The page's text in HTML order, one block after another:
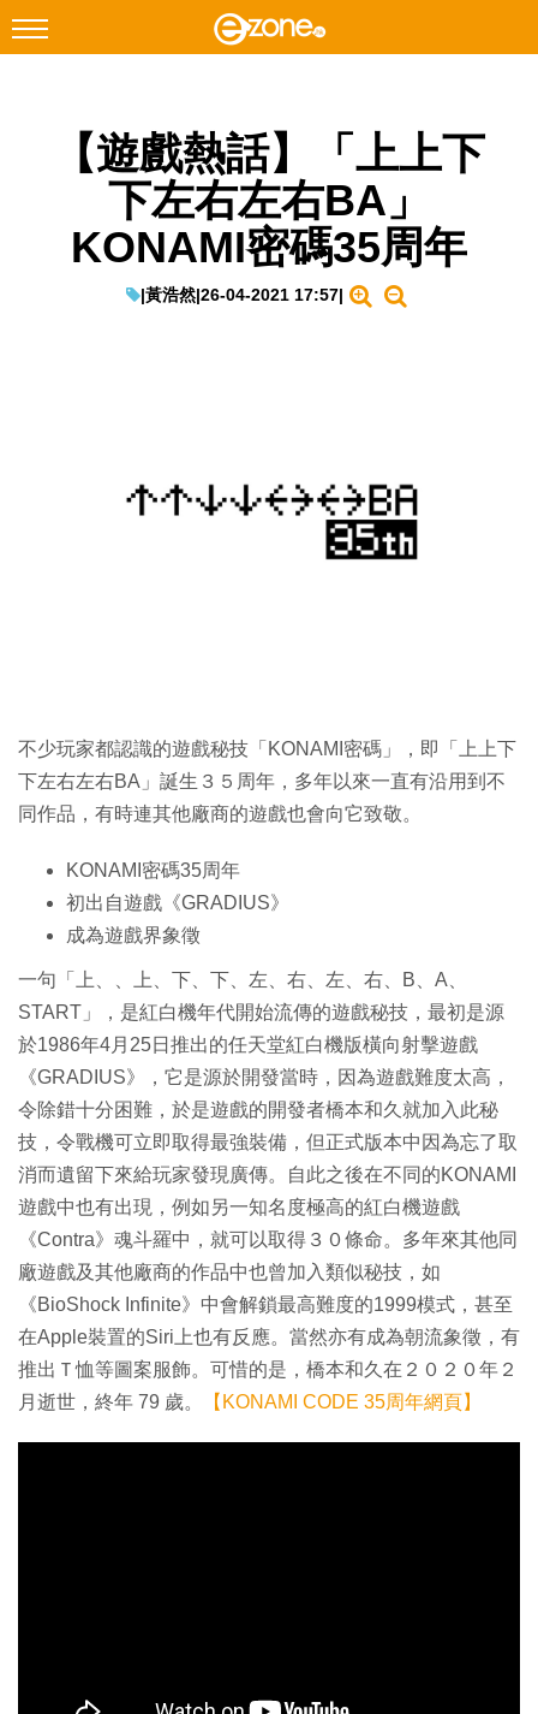
Facebook Instagram
網絡生活
Enterprise Digital Transformation
【遊戲熱話】「上上下
下左右左右BA」
KONAMI密碼35周年
|黃浩然|26-04-2021 17:57|
不少玩家都認識的遊戲秘技「KONAMI密碼」，即「上上下
下左右左右BA」誕生３５周年，多年以來一直有沿用到不
同作品，有時連其他廠商的遊戲也會向它致敬。
KONAMI密碼35周年
初出自遊戲《GRADIUS》
成為遊戲界象徵
一句「上、、上、下、下、左、右、左、右、B、A、
START」，是紅白機年代開始流傳的遊戲秘技，最初是源
於1986年4月25日推出的任天堂紅白機版橫向射擊遊戲
《GRADIUS》，它是源於開發當時，因為遊戲難度太高，
令除錯十分困難，於是遊戲的開發者橋本和久就加入此秘
技，令戰機可立即取得最強裝備，但正式版本中因為忘了取
消而遺留下來給玩家發現廣傳。自此之後在不同的KONAMI
遊戲中也有出現，例如另一知名度極高的紅白機遊戲
《Contra》魂斗羅中，就可以取得３０條命。多年來其他同
廠遊戲及其他廠商的作品中也曾加入類似秘技，如
《BioShock Infinite》中會解鎖最高難度的1999模式，甚至
在Apple裝置的Siri上也有反應。當然亦有成為朝流象徵，有
推出Ｔ恤等圖案服飾。可惜的是，橋本和久在２０２０年２
月逝世，終年 79 歲。
【KONAMI CODE 35周年網頁】